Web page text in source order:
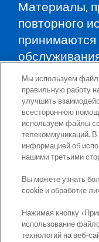
Материалы,
повторного
принимаются
карте, Вы
указания,
Почтовый
(Эстония)
Бесплатный
Все адреса
следующий
Мы используем
правильную работу
улучшить
всестороннюю
используем файлы
телекоммуникаций.
информацией об
нашими третьими
Вы можете узнать
cookie и обработке
Нажимая кнопку
использование
технологий на веб-